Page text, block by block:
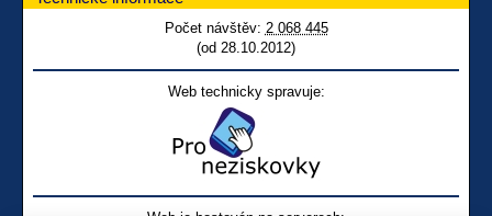
Počet návštěv: 2 068 445
(od 28.10.2012)
Web technicky spravuje: